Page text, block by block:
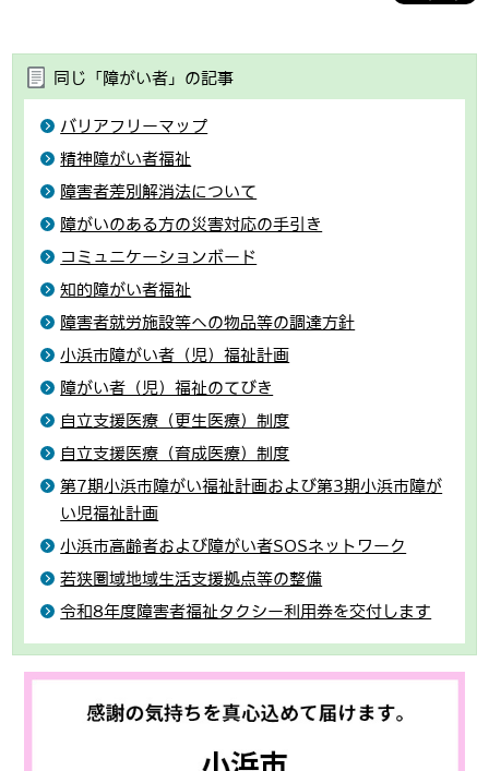
同じ「障がい者」の記事
バリアフリーマップ
精神障がい者福祉
障害者差別解消法について
障がいのある方の災害対応の手引き
コミュニケーションボード
知的障がい者福祉
障害者就労施設等への物品等の調達方針
小浜市障がい者（児）福祉計画
障がい者（児）福祉のてびき
自立支援医療（更生医療）制度
自立支援医療（育成医療）制度
第7期小浜市障がい福祉計画および第3期小浜市障が
い児福祉計画
小浜市高齢者および障がい者SOSネットワーク
若狭圏域地域生活支援拠点等の整備
令和8年度障害者福祉タクシー利用券を交付します